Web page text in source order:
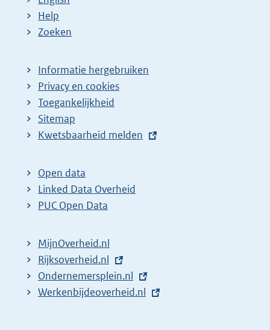
Help
Zoeken
Informatie hergebruiken
Privacy en cookies
Toegankelijkheid
Sitemap
E
t
e
r
l
i
n
k
Kwetsbaarheid melden
Open data
Linked Data Overheid
PUC Open Data
MijnOverheid.nl
E
x
t
Rijksoverheid.nl
E
x
Ondernemersplein.nl
E
Werkenbijdeoverheid.nl